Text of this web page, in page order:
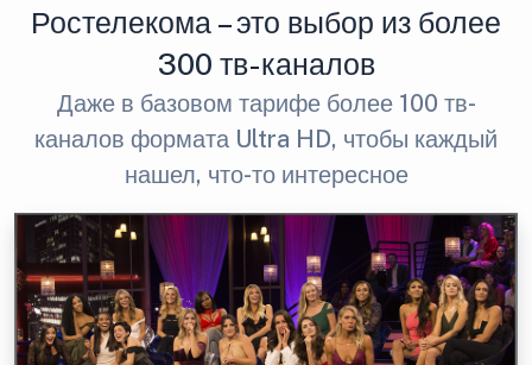
Ростелекома – это выбор из более
300 тв-каналов
Даже в базовом тарифе более 100 тв-
каналов формата Ultra HD, чтобы каждый
нашел, что-то интересное